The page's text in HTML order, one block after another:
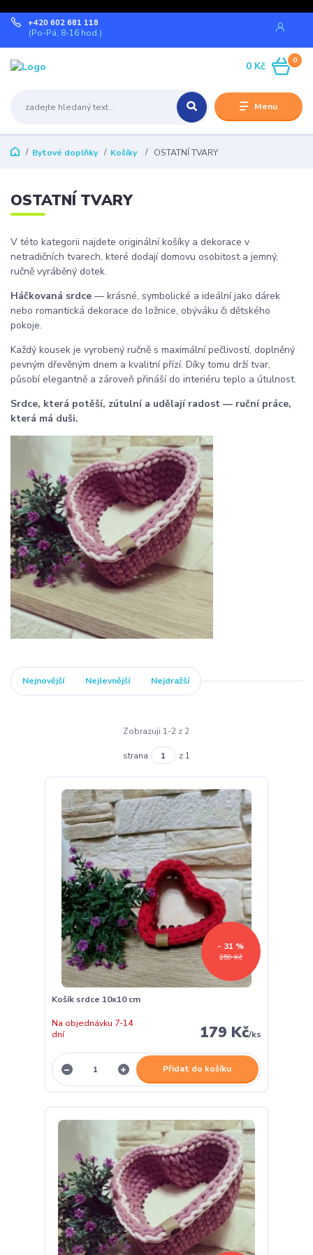
Menu
+420 602 681 118
(Po-Pá, 8-16 hod.)
0
0 Kč
Bytové doplňky Košíky OSTATNÍ TVARY
OSTATNÍ TVARY
V této kategorii najdete originální košíky a dekorace v
netradičních tvarech, které dodají domovu osobitost a jemný,
ručně vyráběný dotek.
Háčkovaná srdce — krásné, symbolické a ideální jako dárek
nebo romantická dekorace do ložnice, obýváku či dětského
pokoje.
Každý kousek je vyrobený ručně s maximální pečlivostí, doplněný
pevným dřevěným dnem a kvalitní přízí. Díky tomu drží tvar,
působí elegantně a zároveň přináší do interiéru teplo a útulnost.
Srdce, která potěší, zútulní a udělají radost — ruční práce,
která má duši.
Nejnovější Nejlevnější Nejdražší
Zobrazuji 1-2 z 2
strana z 1
259 Kč
- 31 %
Košík srdce 10x10 cm
179 Kč/ks
Na objednávku 7-14
dní
Přidat do košíku